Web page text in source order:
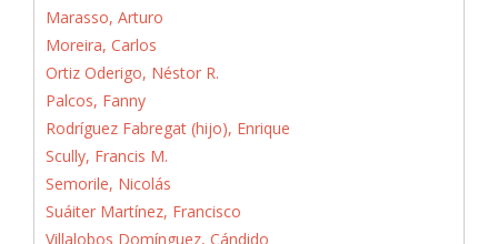
Marasso, Arturo
Moreira, Carlos
Ortiz Oderigo, Néstor R.
Palcos, Fanny
Rodríguez Fabregat (hijo), Enrique
Scully, Francis M.
Semorile, Nicolás
Suáiter Martínez, Francisco
Villalobos Domínguez, Cándido